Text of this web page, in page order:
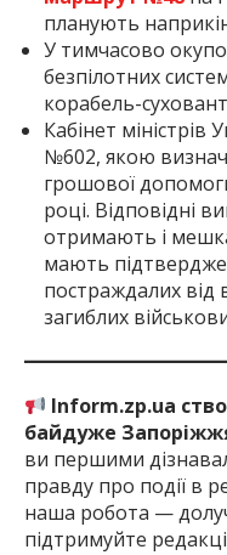
планують
У тимчасово
безпілотних
корабель-
Кабінет міністрів
№602, якою
грошової
році. Відповідні
отримають і
мають
постраждалих від
загиблих
Inform.zp.ua
байдуже
ви першими
правду про події в
наша робота —
підтримуйте